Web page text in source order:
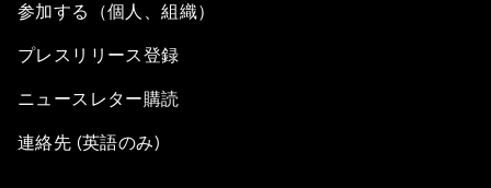
参加する（個人、組織）
プレスリリース登録
ニュースレター購読
連絡先 (英語のみ)